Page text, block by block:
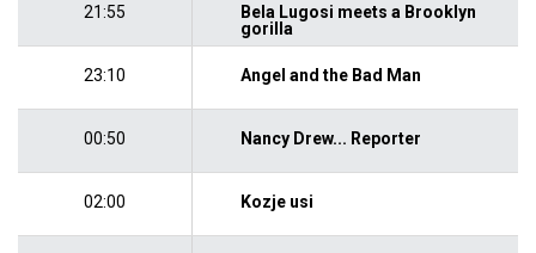
21:55
Bela Lugosi meets a Brooklyn
gorilla
23:10 Angel and the Bad Man
00:50 Nancy Drew... Reporter
02:00 Kozje usi